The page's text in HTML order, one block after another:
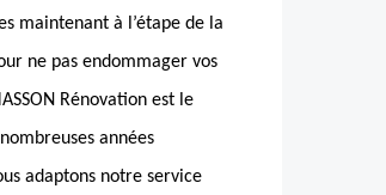
maintenant à l’étape de la
ne pas endommager vos
Rénovation est le
années
adaptons notre service